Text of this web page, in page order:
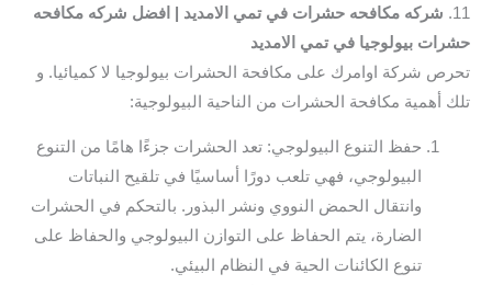
11.
شركه مكافحه حشرات في تمي الامديد | افضل شركه مكافحه
حشرات بيولوجيا في تمي الامديد
تحرص شركة اوامرك على مكافحة الحشرات بيولوجيا لا كميائيا. و
تلك أهمية مكافحة الحشرات من الناحية البيولوجية:
حفظ التنوع البيولوجي: تعد الحشرات جزءًا هامًا من التنوع
البيولوجي، فهي تلعب دورًا أساسيًا في تلقيح النباتات
وانتقال الحمض النووي ونشر البذور. بالتحكم في الحشرات
الضارة، يتم الحفاظ على التوازن البيولوجي والحفاظ على
تنوع الكائنات الحية في النظام البيئي.